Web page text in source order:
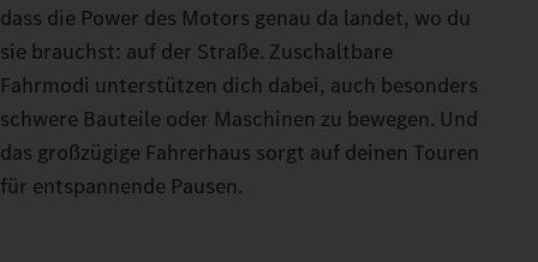
dass die Power des Motors genau da landet, wo du
sie brauchst: auf der Straße. Zuschaltbare
Fahrmodi unterstützen dich dabei, auch besonders
schwere Bauteile oder Maschinen zu bewegen. Und
das großzügige Fahrerhaus sorgt auf deinen Touren
für entspannende Pausen.